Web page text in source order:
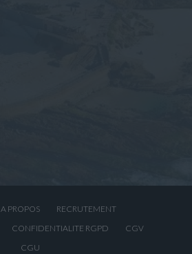
A PROPOS
RECRUTEMENT
CONFIDENTIALITE RGPD
CGV
CGU